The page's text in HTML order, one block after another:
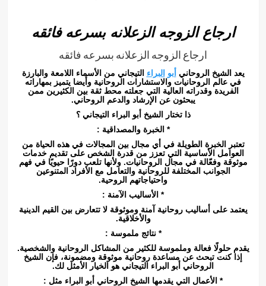
ارجاع الزوجه الزعلانه بسرعه فائقه
ارجاع الزوجه الزعلانه بسرعه فائقه
يعد الشيخ الروحاني أبو البراء التيجاني من الأسماء اللامعة والبارزة
في عالم الروحانيات والاستشارات الروحانية وأيضا يتميز بمهاراته
الفريدة وقدراته العالية التي جعلته محط ثقة بين الكثيرين ممن
يبحثون عن الإرشاد والدعم الروحاني.
ذا تختار الشيخ أبو البراء التيجاني ؟
* الخبرة والمصداقية :
تعتبر الخبرة الطويلة في أي مجال بين المجالات في هذه الحياة من
العوامل الأساسية التي تعزز من قدرة الشخص على تقديم خدمات
موثوقة وفعّالة في مجال الروحانيات. ولأنها تلعب دورًا حيويًا في فهم
الجوانب المختلفة للروحانية والتعامل مع الأفراد المتنوعين
واحتياجاتهم الروحية.
* الأساليب الآمنة :
يعتمد على أساليب روحانية آمنة وموثوقة لا تتعارض بين القيم الدينية
والأخلاقية.
* نتائج ملموسة :
يقدم حلولًا فعالة وملموسة للكثير من المشاكل الروحانية والشخصية.
إذا كنت تبحث عن مساعدة روحانية موثوقة ومضمونة، فإن الشيخ
الروحاني أبو البراء التيجاني هو الخيار الأمثل لك.
* الأعمال التي يقدمها الشيخ الروحاني أبو البراء مثل :